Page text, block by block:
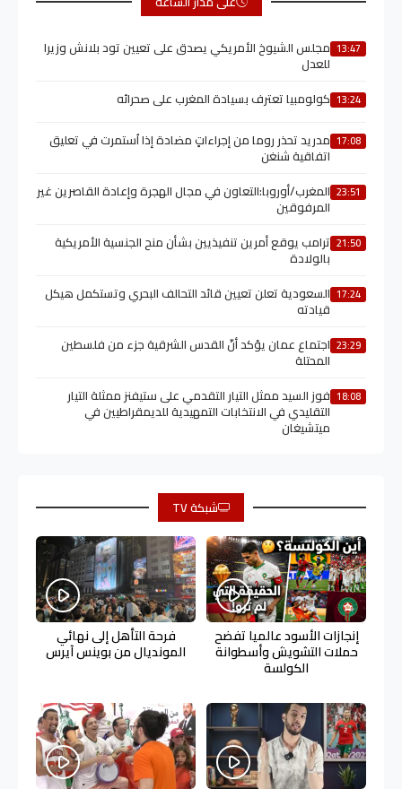
13:47 مجلس الشيوخ الأمريكي يصدق على تعيين تود بلانش وزيرا
للعدل
13:24 كولومبيا تعترف بسيادة المغرب على صحرائه
17:08 مدريد تحذر روما من إجراءاتٍ مضادة إذا اُستمرت في تعليق
اتفاقية شنغن
23:51 المغرب/أوروبا:التعاون في مجال الهجرة وإعادة القاصرين غير
المرفوقين
21:50 ترامب يوقع أمرين تنفيذيين بشأن منح الجنسية الأمريكية
بالولادة
17:24 السعودية تعلن تعيين قائد التحالف البحري وتستكمل هيكل
قيادته
23:29 اجتماع عمان يؤكد أنّ القدس الشرقية جزء من فلسطين
المحتلة
18:08 فوز السيد ممثل التيار التقدمي على ستيفنز ممثلة التيار
التقليدي في الانتخابات التمهيدية للديمقراطيين في
ميتشيغان
شبكة TV
إنجازات الأسود عالميا تفضح
حملات التشويش وأسطوانة
الكولسة
فرحة التأهل إلى نهائي
المونديال من بوينس آيرس